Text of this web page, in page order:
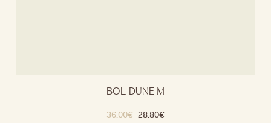
BOL DUNE M
36.00€ 28.80€